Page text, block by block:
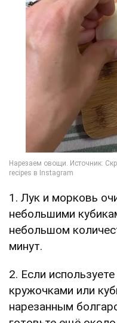
1. Лук и морковь
небольшими
небольшом
минут.
2. Если
кружочками или
нарезанным